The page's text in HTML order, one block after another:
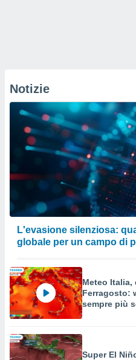
Notizie
L'evasione silenziosa:
globale per un campo di
Meteo
Ferragosto:
sempre più
Super El